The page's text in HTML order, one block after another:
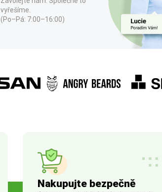
vyřešíme.
(Po–Pá: 7:00–16:00)
Nakupujte bezpečně